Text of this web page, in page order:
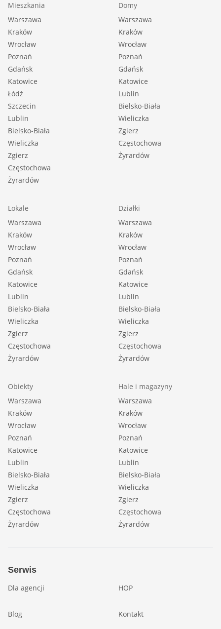
Mieszkania
Warszawa
Kraków
Wrocław
Poznań
Gdańsk
Katowice
Łódź
Szczecin
Lublin
Bielsko-Biała
Wieliczka
Zgierz
Częstochowa
Żyrardów
Domy
Warszawa
Kraków
Wrocław
Poznań
Gdańsk
Katowice
Lublin
Bielsko-Biała
Wieliczka
Zgierz
Częstochowa
Żyrardów
Lokale
Warszawa
Kraków
Wrocław
Poznań
Gdańsk
Katowice
Lublin
Bielsko-Biała
Wieliczka
Zgierz
Częstochowa
Żyrardów
Działki
Warszawa
Kraków
Wrocław
Poznań
Gdańsk
Katowice
Lublin
Bielsko-Biała
Wieliczka
Zgierz
Częstochowa
Żyrardów
Obiekty
Warszawa
Kraków
Wrocław
Poznań
Katowice
Lublin
Bielsko-Biała
Wieliczka
Zgierz
Częstochowa
Żyrardów
Hale i magazyny
Warszawa
Kraków
Wrocław
Poznań
Katowice
Lublin
Bielsko-Biała
Wieliczka
Zgierz
Częstochowa
Żyrardów
Serwis
Dla agencji HOP
Blog Kontakt